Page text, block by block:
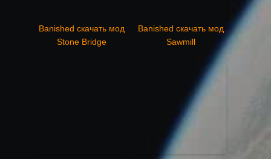
Banished скачать мод
Stone Bridge
Banished скачать мод
Sawmill